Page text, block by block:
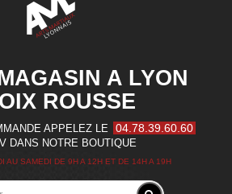
A LYON
ROUSSE
APPELEZ LE 04.78.39.60.60
DANS NOTRE BOUTIQUE
AU SAMEDI DE 9H A 12H ET DE 14H A 19H